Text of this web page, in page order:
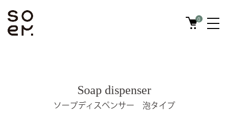
0
Soap dispenser
ソープディスペンサー 泡タイプ